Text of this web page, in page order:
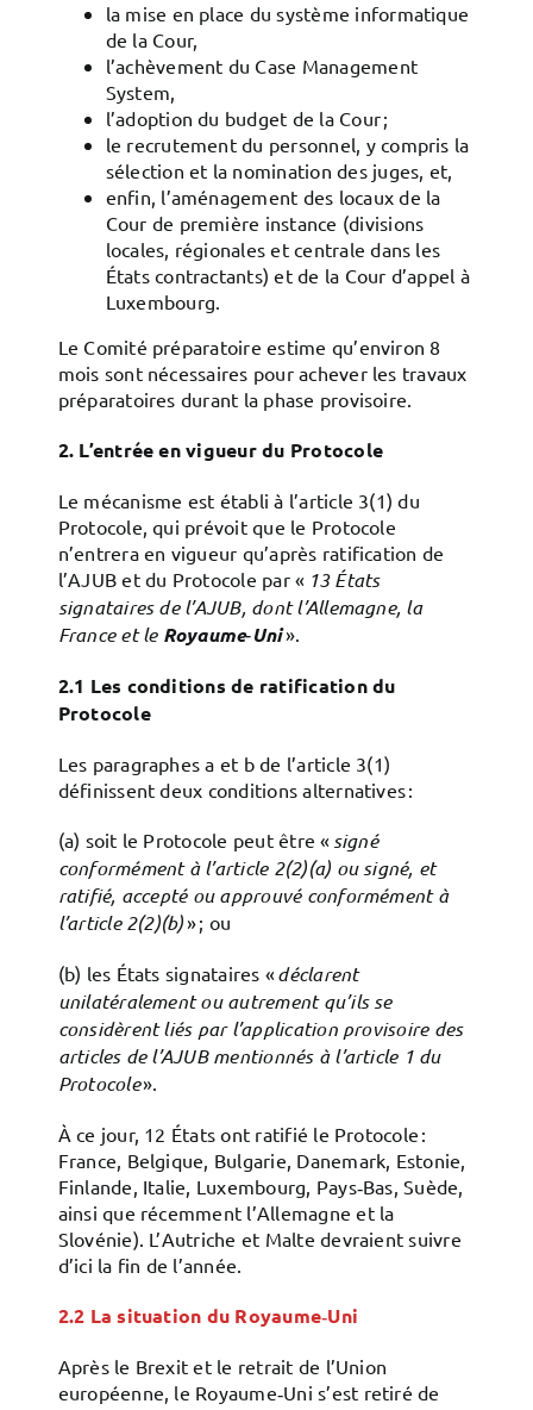
la mise en place du système informatique
de la Cour,
l’achèvement du Case Management
System,
l’adoption du budget de la Cour ;
le recrutement du personnel, y compris la
sélection et la nomination des juges, et,
enfin, l’aménagement des locaux de la
Cour de première instance (divisions
locales, régionales et centrale dans les
États contractants) et de la Cour d’appel à
Luxembourg.
Le Comité préparatoire estime qu’environ 8
mois sont nécessaires pour achever les travaux
préparatoires durant la phase provisoire.
2. L’entrée en vigueur du Protocole
Le mécanisme est établi à l’article 3(1) du
Protocole, qui prévoit que le Protocole
n’entrera en vigueur qu’après ratification de
l’AJUB et du Protocole par « 13 États
signataires de l’AJUB, dont l’Allemagne, la
France et le Royaume‑Uni».
2.1 Les conditions de ratification du
Protocole
Les paragraphes a et b de l’article 3(1)
définissent deux conditions alternatives :
(a) soit le Protocole peut être « signé
conformément à l’article 2(2)(a) ou signé, et
ratifié, accepté ou approuvé conformément à
l’article 2(2)(b)» ; ou
(b) les États signataires «déclarent
unilatéralement ou autrement qu’ils se
considèrent liés par l’application provisoire des
articles de l’AJUB mentionnés à l’article 1 du
Protocole».
À ce jour, 12 États ont ratifié le Protocole :
France, Belgique, Bulgarie, Danemark, Estonie,
Finlande, Italie, Luxembourg, Pays‑Bas, Suède,
ainsi que récemment l’Allemagne et la
Slovénie). L’Autriche et Malte devraient suivre
d’ici la fin de l’année.
2.2 La situation du Royaume‑Uni
Après le Brexit et le retrait de l’Union
européenne, le Royaume‑Uni s’est retiré de